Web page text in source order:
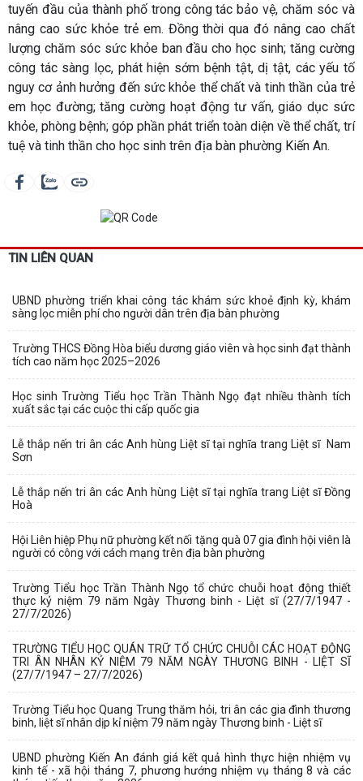
tuyến đầu của thành phố trong công tác bảo vệ, chăm sóc và
nâng cao sức khỏe trẻ em. Đồng thời qua đó nâng cao chất
lượng chăm sóc sức khỏe ban đầu cho học sinh; tăng cường
công tác sàng lọc, phát hiện sớm bệnh tật, dị tật, các yếu tố
nguy cơ ảnh hưởng đến sức khỏe thể chất và tinh thần của trẻ
em học đường; tăng cường hoạt động tư vấn, giáo dục sức
khỏe, phòng bệnh; góp phần phát triển toàn diện về thể chất, trí
tuệ và tinh thần cho học sinh trên địa bàn phường Kiến An.
TIN LIÊN QUAN
UBND phường triển khai công tác khám sức khoẻ định kỳ, khám
sàng lọc miễn phí cho người dân trên địa bàn phường
Trường THCS Đồng Hòa biểu dương giáo viên và học sinh đạt thành
tích cao năm học 2025–2026
Học sinh Trường Tiểu học Trần Thành Ngọ đạt nhiều thành tích
xuất sắc tại các cuộc thi cấp quốc gia
Lễ thắp nến tri ân các Anh hùng Liệt sĩ tại nghĩa trang Liệt sĩ Nam
Sơn
Lễ thắp nến tri ân các Anh hùng Liệt sĩ tại nghĩa trang Liệt sĩ Đồng
Hoà
Hội Liên hiệp Phụ nữ phường kết nối tặng quà 07 gia đình hội viên là
người có công với cách mạng trên địa bàn phường
Trường Tiểu học Trần Thành Ngọ tổ chức chuỗi hoạt động thiết
thực kỷ niệm 79 năm Ngày Thương binh - Liệt sĩ (27/7/1947 -
27/7/2026)
TRƯỜNG TIỂU HỌC QUÁN TRỮ TỔ CHỨC CHUỖI CÁC HOẠT ĐỘNG
TRI ÂN NHÂN KỶ NIỆM 79 NĂM NGÀY THƯƠNG BINH - LIỆT SĨ
(27/7/1947 – 27/7/2026)
Trường Tiểu học Quang Trung thăm hỏi, tri ân các gia đình thương
binh, liệt sĩ nhân dịp kỉ niệm 79 năm ngày Thương binh - Liệt sĩ
UBND phường Kiến An đánh giá kết quả hình thực hiện nhiệm vụ
kinh tế - xã hội tháng 7, phương hướng nhiệm vụ tháng 8 và các